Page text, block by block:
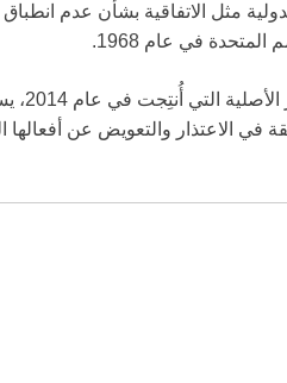
مثل الاتفاقية بشأن عدم
في عام 1968.
في الاعتذار والتعويض عن أفعالها